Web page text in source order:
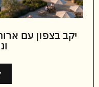
יקב בצפון עם